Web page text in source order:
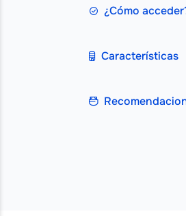
¿Cómo
Características